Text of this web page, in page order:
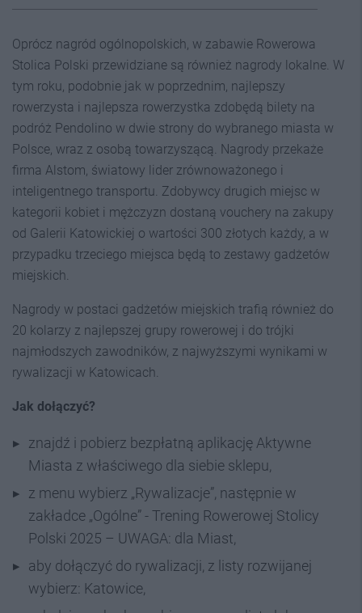
Oprócz nagród ogólnopolskich, w zabawie Rowerowa
Stolica Polski przewidziane są również nagrody lokalne. W
tym roku, podobnie jak w poprzednim, najlepszy
rowerzysta i najlepsza rowerzystka zdobędą bilety na
podróż Pendolino w dwie strony do wybranego miasta w
Polsce, wraz z osobą towarzyszącą. Nagrody przekaże
firma Alstom, światowy lider zrównoważonego i
inteligentnego transportu. Zdobywcy drugich miejsc w
kategorii kobiet i mężczyzn dostaną vouchery na zakupy
od Galerii Katowickiej o wartości 300 złotych każdy, a w
przypadku trzeciego miejsca będą to zestawy gadżetów
miejskich.
Nagrody w postaci gadżetów miejskich trafią również do
20 kolarzy z najlepszej grupy rowerowej i do trójki
najmłodszych zawodników, z najwyższymi wynikami w
rywalizacji w Katowicach.
Jak dołączyć?
znajdź i pobierz bezpłatną aplikację Aktywne
Miasta z właściwego dla siebie sklepu,
z menu wybierz „Rywalizacje”, następnie w
zakładce „Ogólne” - Trening Rowerowej Stolicy
Polski 2025 – UWAGA: dla Miast,
aby dołączyć do rywalizacji, z listy rozwijanej
wybierz: Katowice,